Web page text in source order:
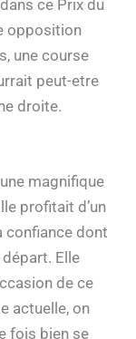
ce Prix du
opposition
une course
peut-etre
droite.
magnifique
profitait d’un
confiance dont
Elle
de ce
actuelle, on
fois bien se